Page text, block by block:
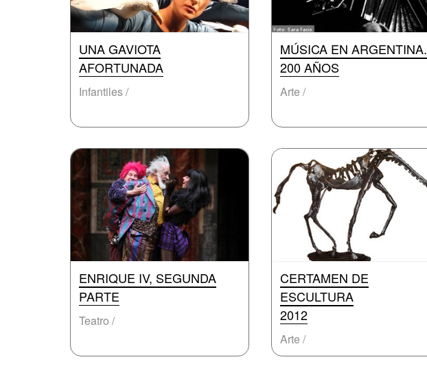
UNA GAVIOTA
AFORTUNADA
Infantiles /
MÚSICA EN ARGENTINA.
200 AÑOS
Arte /
ENRIQUE IV, SEGUNDA
PARTE
Teatro /
CERTAMEN DE
ESCULTURA
2012
Arte /